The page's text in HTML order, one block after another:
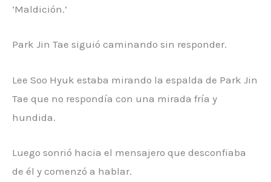
‘Maldición.’
Park Jin Tae siguió caminando sin responder.
Lee Soo Hyuk estaba mirando la espalda de Park Jin
Tae que no respondía con una mirada fría y
hundida.
Luego sonrió hacia el mensajero que desconfiaba
de él y comenzó a hablar.